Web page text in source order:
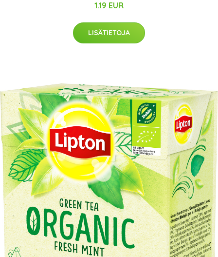
1.19 EUR
LISÄTIETOJA